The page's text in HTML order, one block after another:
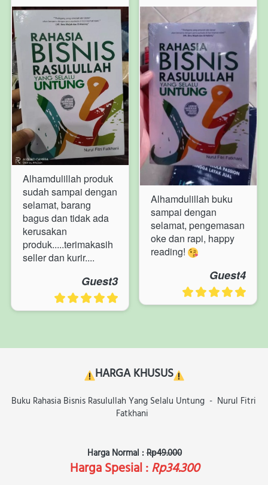
Alhamdulillah produk
sudah sampai dengan
selamat, barang
bagus dan tidak ada
kerusakan
produk.....terimakasih
seller dan kurir....
Guest3
Alhamdulillah buku
sampai dengan
selamat, pengemasan
oke dan rapi, happy
reading!
Guest4
HARGA KHUSUS
Buku Rahasia Bisnis Rasulullah Yang Selalu Untung - Nurul Fitri
Fatkhani
Harga Normal : Rp49.000
Harga Spesial :Rp34.300